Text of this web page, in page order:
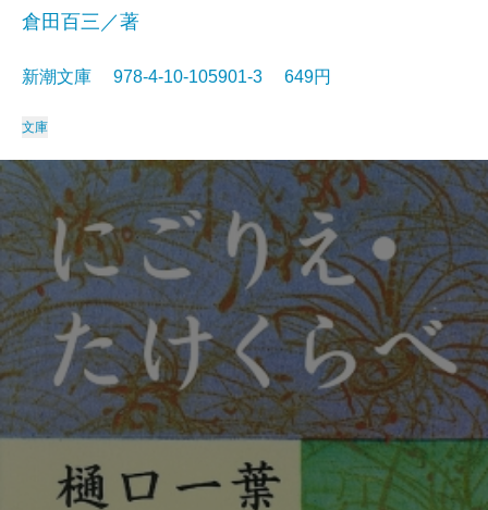
倉田百三／著
新潮文庫 978-4-10-105901-3 649円
文庫